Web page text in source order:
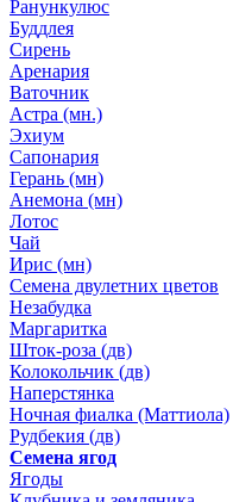
Ранункулюс
Буддлея
Сирень
Аренария
Ваточник
Астра (мн.)
Эхиум
Сапонария
Герань (мн)
Анемона (мн)
Лотос
Чай
Ирис (мн)
Семена двулетних цветов
Незабудка
Маргаритка
Шток-роза (дв)
Колокольчик (дв)
Наперстянка
Ночная фиалка (Маттиола)
Рудбекия (дв)
Семена ягод
Ягоды